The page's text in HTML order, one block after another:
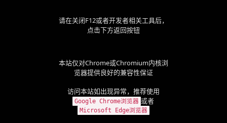
请在关闭F12或者开发者相关工具后，
点击下方返回按钮
本站仅对Chrome或Chromium内核浏
览器提供良好的兼容性保证
访问本站如出现异常，推荐使用
Google Chrome浏览器 或者
Microsoft Edge浏览器